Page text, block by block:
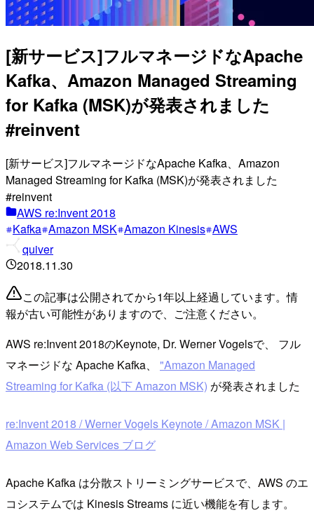
[新サービス]フルマネージドなApache
Kafka、Amazon Managed Streaming
for Kafka (MSK)が発表されました
#reinvent
[新サービス]フルマネージドなApache Kafka、Amazon
Managed Streaming for Kafka (MSK)が発表されました
#reinvent
AWS re:Invent 2018
Kafka Amazon MSK Amazon Kinesis AWS
quiver
2018.11.30
この記事は公開されてから1年以上経過しています。情
報が古い可能性がありますので、ご注意ください。
AWS re:Invent 2018のKeynote, Dr. Werner Vogelsで、 フル
マネージドな Apache Kafka、 "Amazon Managed
Streaming for Kafka (以下 Amazon MSK) が発表されました
re:Invent 2018 / Werner Vogels Keynote / Amazon MSK |
Amazon Web Services ブログ
Apache Kafka は分散ストリーミングサービスで、AWS のエ
コシステムでは Kinesis Streams に近い機能を有します。